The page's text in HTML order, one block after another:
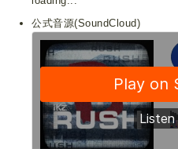
公式音源(SoundCloud)